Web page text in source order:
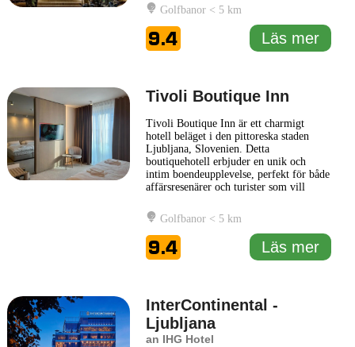
affärsresenärer och turister. Rummen på
ONE66 Hotel är smakfullt inredda med
modern design och utrustade med alla
nödvändiga bekvämligheter för en
avkopplande
Golfbanor < 5 km
9.4 Läs mer
Tivoli Boutique Inn
Tivoli Boutique Inn är ett charmigt
hotell beläget i den pittoreska staden
Ljubljana, Slovenien. Detta
boutiquehotell erbjuder en unik och
intim boendeupplevelse, perfekt för både
affärsresenärer och turister som vill
Hotellet kombinerar stil och komfort
med en personlig touch, vilket skapar en
inbjudande atmosfär för sina gäster.
Tivoli Boutique Inn kännetecknas... Läs
mer
Golfbanor < 5 km
9.4 Läs mer
InterContinental -
Ljubljana
an IHG Hotel